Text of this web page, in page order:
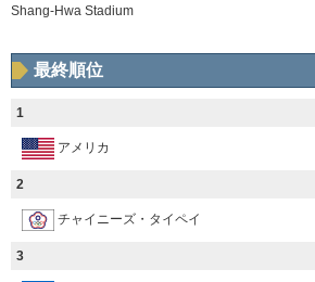
Shang-Hwa Stadium
最終順位
1
アメリカ
2
チャイニーズ・タイペイ
3